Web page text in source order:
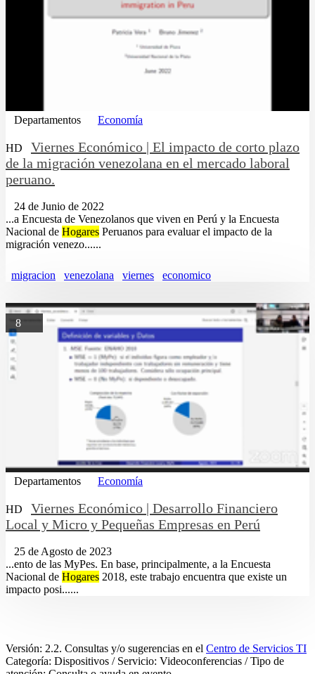
Departamentos Economía
HD
Viernes Económico | El impacto de corto plazo
de la migración venezolana en el mercado laboral
peruano.
24 de Junio de 2022
...a Encuesta de Venezolanos que viven en Perú y la Encuesta
Nacional de Hogares Peruanos para evaluar el impacto de la
migración venezo......
migracion venezolana viernes economico
8
Departamentos Economía
HD
Viernes Económico | Desarrollo Financiero
Local y Micro y Pequeñas Empresas en Perú
25 de Agosto de 2023
...ento de las MyPes. En base, principalmente, a la Encuesta
Nacional de Hogares 2018, este trabajo encuentra que existe un
impacto posi......
Versión: 2.2. Consultas y/o sugerencias en el Centro de Servicios TI
Categoría: Dispositivos / Servicio: Videoconferencias / Tipo de